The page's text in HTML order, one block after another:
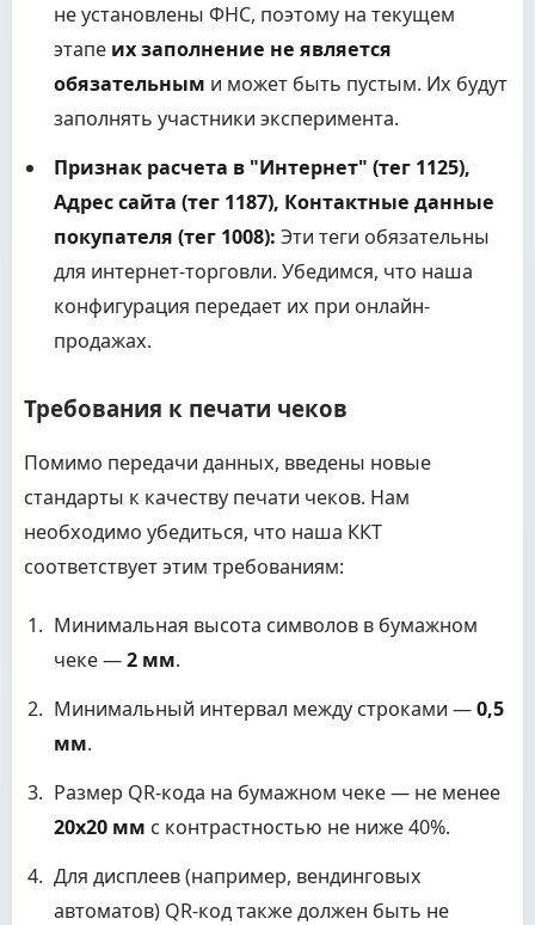
не установлены ФНС, поэтому на текущем
этапе их заполнение не является
обязательным и может быть пустым. Их будут
заполнять участники эксперимента.
Признак расчета в "Интернет" (тег 1125),
Адрес сайта (тег 1187), Контактные данные
покупателя (тег 1008): Эти теги обязательны
для интернет-торговли. Убедимся, что наша
конфигурация передает их при онлайн-
продажах.
Требования к печати чеков
Помимо передачи данных, введены новые
стандарты к качеству печати чеков. Нам
необходимо убедиться, что наша ККТ
соответствует этим требованиям:
Минимальная высота символов в бумажном
чеке —2 мм.
Минимальный интервал между строками —0,5
мм.
Размер QR-кода на бумажном чеке — не менее
20x20 мм с контрастностью не ниже 40%.
Для дисплеев (например, вендинговых
автоматов) QR-код также должен быть не